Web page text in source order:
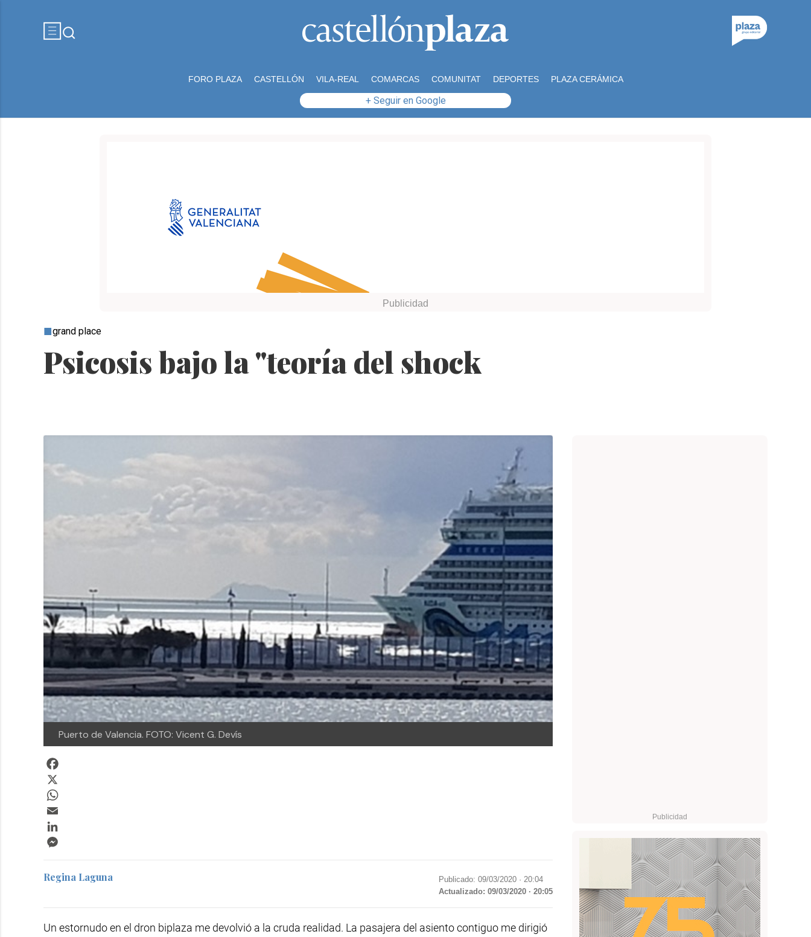
FORO PLAZA CASTELLÓN VILA-REAL COMARCAS COMUNITAT DEPORTES PLAZA CERÁMICA
+ Seguir en Google
Psicosis bajo la "teoría del shock
grand place
Puerto de Valencia. FOTO: Vicent G. Devís
Regina Laguna Publicado: 09/03/2020 · 20:04
Actualizado: 09/03/2020 · 20:05
Un estornudo en el dron biplaza me devolvió a la cruda realidad. La pasajera del asiento contiguo me dirigió